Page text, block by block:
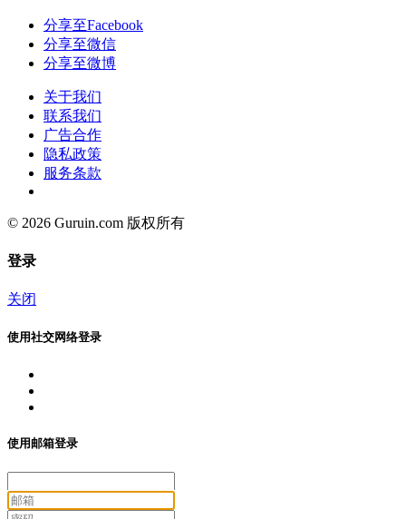
分享至Facebook
分享至微信
分享至微博
关于我们
联系我们
广告合作
隐私政策
服务条款
© 2026 Guruin.com 版权所有
登录
关闭
使用社交网络登录
使用邮箱登录